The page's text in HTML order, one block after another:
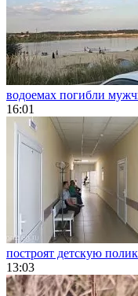
водоемах погибли
16:01
построят детскую
13:03